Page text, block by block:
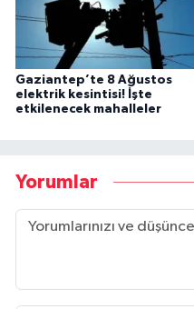
Gaziantep’te 8 Ağustos
elektrik kesintisi! İşte
etkilenecek mahalleler
Yorumlar